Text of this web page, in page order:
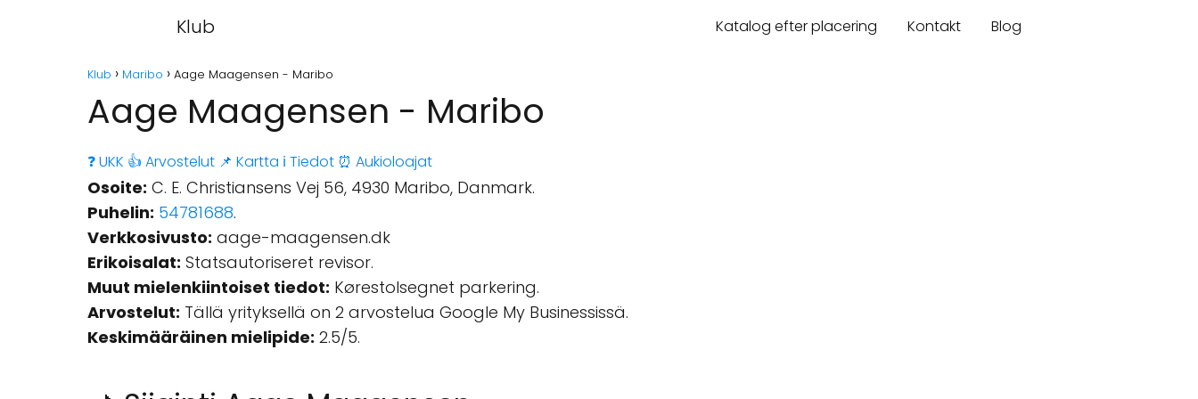
Klub Katalog efter placering Kontakt Blog
Klub Maribo Aage Maagensen - Maribo
Aage Maagensen - Maribo
❓ UKK 👍 Arvostelut 📌 Kartta ℹ️ Tiedot ⏰ Aukioloajat
Osoite: C. E. Christiansens Vej 56, 4930 Maribo, Danmark.
Puhelin: 54781688.
Verkkosivusto: aage-maagensen.dk
Erikoisalat: Statsautoriseret revisor.
Muut mielenkiintoiset tiedot: Kørestolsegnet parkering.
Arvostelut: Tällä yrityksellä on 2 arvostelua Google My Businessissä.
Keskimääräinen mielipide: 2.5/5.